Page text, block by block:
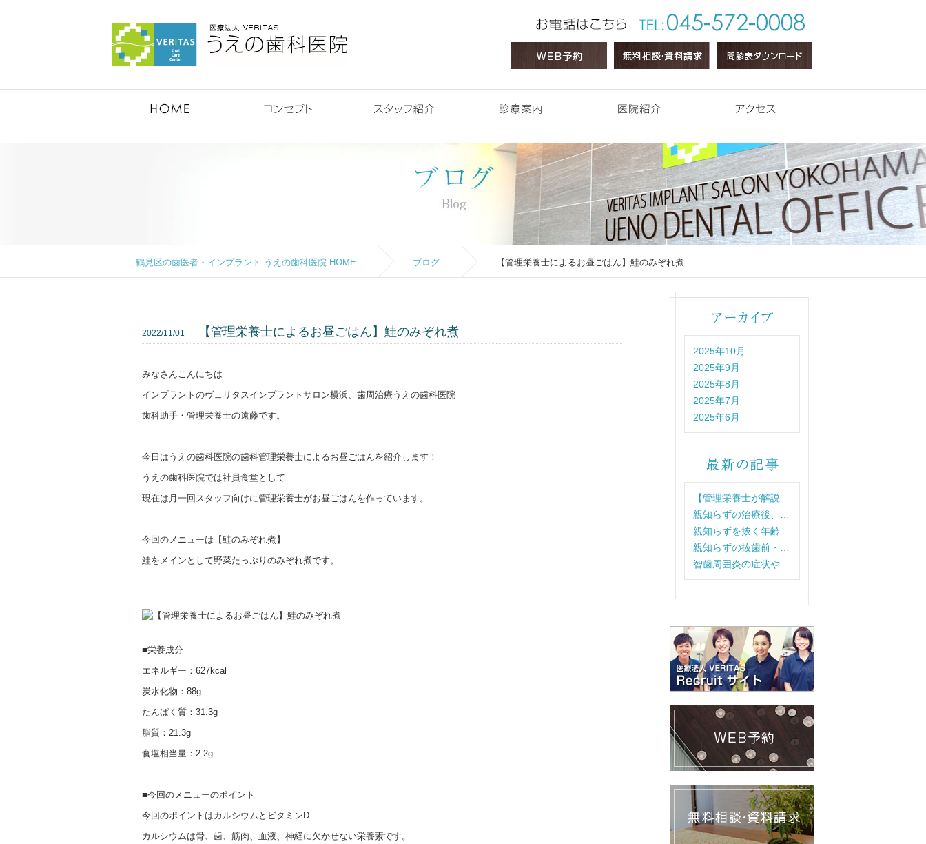
鶴見区の歯医者・インプラント うえの歯科医院 HOME ブログ 【管理栄養士によるお昼ごはん】鮭のみぞれ煮
2022/11/01 【管理栄養士によるお昼ごはん】鮭のみぞれ煮
みなさんこんにちは
インプラントのヴェリタスインプラントサロン横浜、歯周治療うえの歯科医院
歯科助手・管理栄養士の遠藤です。
今日はうえの歯科医院の歯科管理栄養士によるお昼ごはんを紹介します！
うえの歯科医院では社員食堂として
現在は月一回スタッフ向けに管理栄養士がお昼ごはんを作っています。
今回のメニューは【鮭のみぞれ煮】
鮭をメインとして野菜たっぷりのみぞれ煮です。
■栄養成分
エネルギー：627kcal
炭水化物：88g
たんぱく質：31.3g
脂質：21.3g
食塩相当量：2.2g
■今回のメニューのポイント
今回のポイントはカルシウムとビタミンD
カルシウムは骨、歯、筋肉、血液、神経に欠かせない栄養素です。
2025年10月
2025年9月
2025年8月
2025年7月
2025年6月
【管理栄養士が解説…
親知らずの治療後、…
親知らずを抜く年齢…
親知らずの抜歯前・…
智歯周囲炎の症状や…